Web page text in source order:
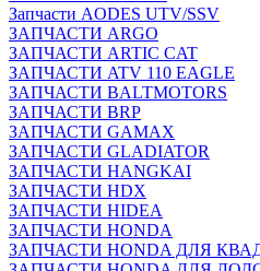
Запчасти AODES UTV/SSV
ЗАПЧАСТИ ARGO
ЗАПЧАСТИ ARTIC CAT
ЗАПЧАСТИ ATV 110 EAGLE
ЗАПЧАСТИ BALTMOTORS
ЗАПЧАСТИ BRP
ЗАПЧАСТИ GAMAX
ЗАПЧАСТИ GLADIATOR
ЗАПЧАСТИ HANGKAI
ЗАПЧАСТИ HDX
ЗАПЧАСТИ HIDEA
ЗАПЧАСТИ HONDA
ЗАПЧАСТИ HONDA ДЛЯ